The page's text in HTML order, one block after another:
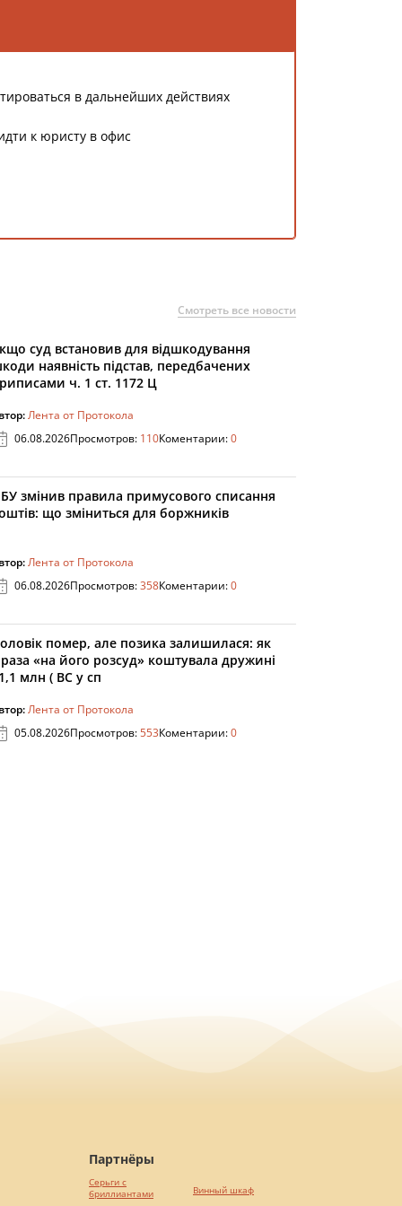
в дальнейших действиях
к юристу в офис
Смотреть все новости
суд встановив для відшкодування
наявність підстав, передбачених
ч. 1 ст. 1172 Ц
Лента от Протокола
06.08.2026Просмотров: 110Коментарии:0
змінив правила примусового списання
що зміниться для боржників
Лента от Протокола
06.08.2026Просмотров:358Коментарии:0
помер, але позика залишилася: як
«на його розсуд» коштувала дружині
млн ( ВС у сп
Лента от Протокола
05.08.2026Просмотров:553Коментарии:0
Партнёры
Серьги с
бриллиантами
Винный шкаф